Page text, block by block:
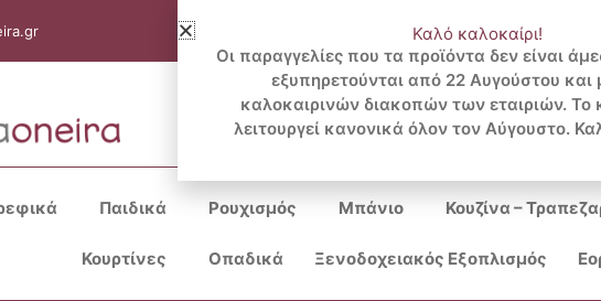
Search
...
Παιδικά Ρουχισμός Μπάνιο Κουζίνα –
Κουρτίνες Οπαδικά Ξενοδοχειακός Εξοπλισμός
Καλό καλοκαίρι!
Οι παραγγελίες που τα προϊόντα δεν είναι
εξυπηρετούνται από 22 Αυγούστου και
καλοκαιρινών διακοπών των εταιριών. Το
λειτουργεί κανονικά όλον τον Αύγουστο.